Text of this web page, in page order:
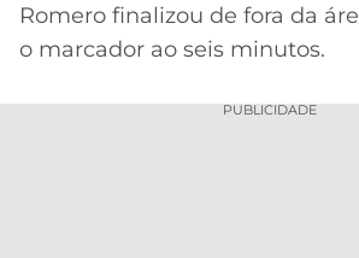
Romero finalizou de fora da
o marcador ao seis minutos.
PUBLICIDADE